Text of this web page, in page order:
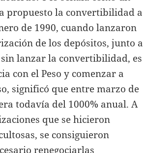
propuesto la convertibilidad a
de 1990, cuando lanzaron
de los depósitos, junto a
lanzar la convertibilidad, es
con el Peso y comenzar a
significó que entre marzo de
todavía del 1000% anual. A
que se hicieron
se consiguieron
renegociarlas